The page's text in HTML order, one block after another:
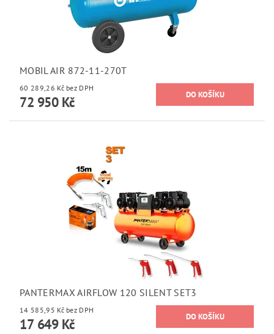
MOBIL AIR 872-11-270T
60 289,26 Kč bez DPH
72 950 Kč
PANTERMAX AIRFLOW 120 SILENT SET3
14 585,95 Kč bez DPH
17 649 Kč